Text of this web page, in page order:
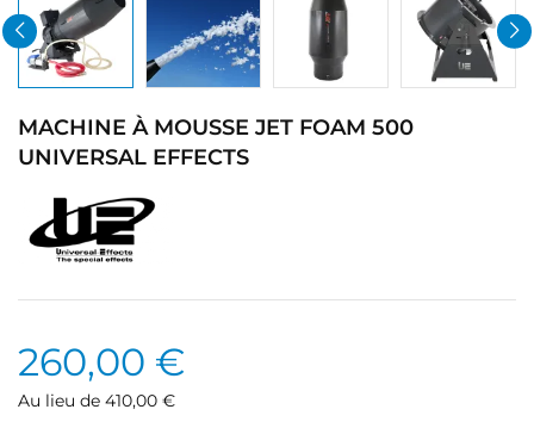
MACHINE À MOUSSE JET FOAM 500
UNIVERSAL EFFECTS
260,00 €
Au lieu de 410,00 €